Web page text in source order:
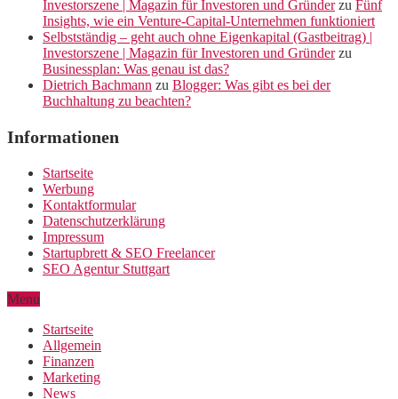
Investorszene | Magazin für Investoren und Gründerzu Fünf
Insights, wie ein Venture-Capital-Unternehmen funktioniert
Selbstständig – geht auch ohne Eigenkapital (Gastbeitrag) |
Investorszene | Magazin für Investoren und Gründerzu
Businessplan: Was genau ist das?
Dietrich Bachmann zu Blogger: Was gibt es bei der
Buchhaltung zu beachten?
Informationen
Startseite
Werbung
Kontaktformular
Datenschutzerklärung
Impressum
Startupbrett & SEO Freelancer
SEO Agentur Stuttgart
Menu
Startseite
Allgemein
Finanzen
Marketing
News